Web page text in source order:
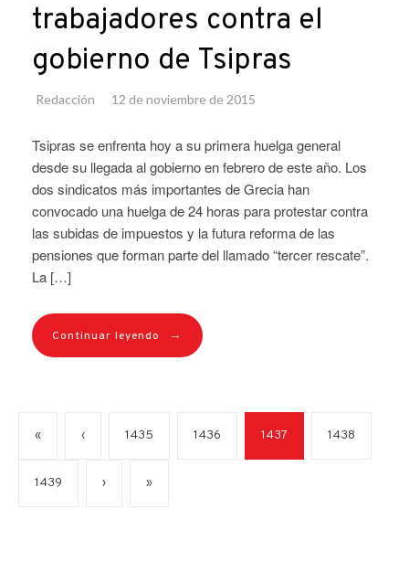
trabajadores contra el
gobierno de Tsipras
Redacción 12 de noviembre de 2015
Tsipras se enfrenta hoy a su primera huelga general
desde su llegada al gobierno en febrero de este año. Los
dos sindicatos más importantes de Grecia han
convocado una huelga de 24 horas para protestar contra
las subidas de impuestos y la futura reforma de las
pensiones que forman parte del llamado “tercer rescate”.
La […]
Continuar leyendo →
« ‹ 1435 1436 1437 1438
1439 › »